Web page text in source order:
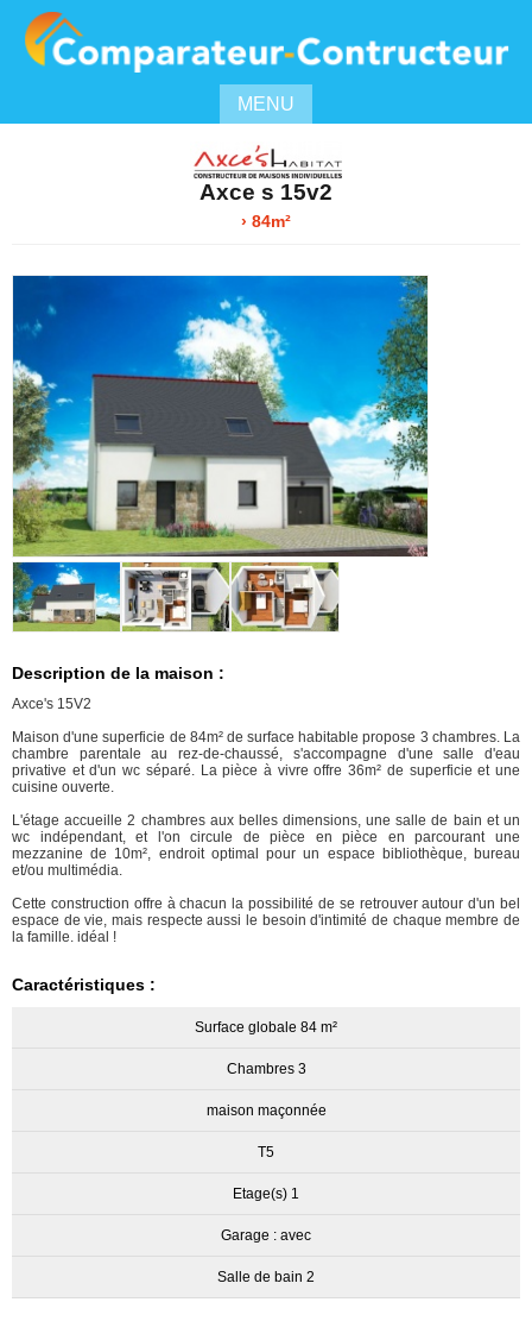
MENU
Axce s 15v2
› 84m²
Description de la maison :
Axce's 15V2
Maison d'une superficie de 84m² de surface habitable propose 3 chambres. La
chambre parentale au rez-de-chaussé, s'accompagne d'une salle d'eau
privative et d'un wc séparé. La pièce à vivre offre 36m² de superficie et une
cuisine ouverte.
L'étage accueille 2 chambres aux belles dimensions, une salle de bain et un
wc indépendant, et l'on circule de pièce en pièce en parcourant une
mezzanine de 10m², endroit optimal pour un espace bibliothèque, bureau
et/ou multimédia.
Cette construction offre à chacun la possibilité de se retrouver autour d'un bel
espace de vie, mais respecte aussi le besoin d'intimité de chaque membre de
la famille. idéal !
Caractéristiques :
Surface globale 84 m²
Chambres 3
maison maçonnée
T5
Etage(s) 1
Garage : avec
Salle de bain 2